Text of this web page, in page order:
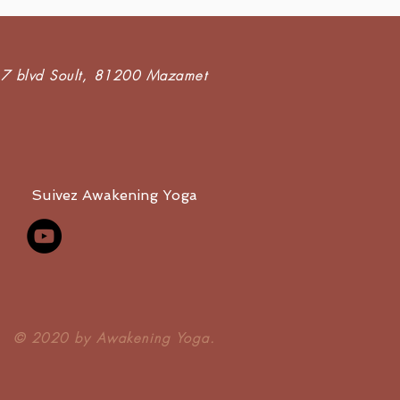
blvd Soult, 81200 Mazamet
Suivez Awakening Yoga
​© 2020 by Awakening Yoga.